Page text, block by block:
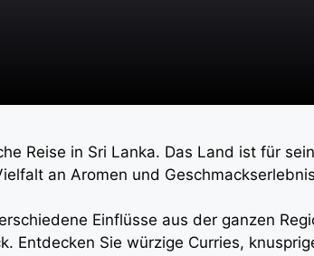
Reise in Sri Lanka. Das Land ist für
an Aromen und
Einflüsse aus der ganzen
Entdecken Sie würzige Curries,